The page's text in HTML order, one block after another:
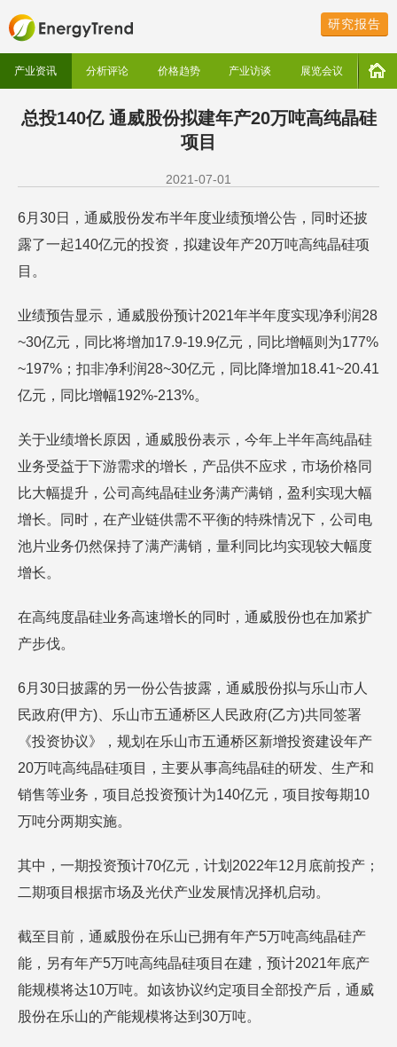
研究报告
产业资讯 分析评论 价格趋势 产业访谈 展览会议
总投140亿 通威股份拟建年产20万吨高纯晶硅
项目
2021-07-01
6月30日，通威股份发布半年度业绩预增公告，同时还披
露了一起140亿元的投资，拟建设年产20万吨高纯晶硅项
目。
业绩预告显示，通威股份预计2021年半年度实现净利润28
~30亿元，同比将增加17.9-19.9亿元，同比增幅则为177%
~197%；扣非净利润28~30亿元，同比降增加18.41~20.41
亿元，同比增幅192%-213%。
关于业绩增长原因，通威股份表示，今年上半年高纯晶硅
业务受益于下游需求的增长，产品供不应求，市场价格同
比大幅提升，公司高纯晶硅业务满产满销，盈利实现大幅
增长。同时，在产业链供需不平衡的特殊情况下，公司电
池片业务仍然保持了满产满销，量利同比均实现较大幅度
增长。
在高纯度晶硅业务高速增长的同时，通威股份也在加紧扩
产步伐。
6月30日披露的另一份公告披露，通威股份拟与乐山市人
民政府(甲方)、乐山市五通桥区人民政府(乙方)共同签署
《投资协议》，规划在乐山市五通桥区新增投资建设年产
20万吨高纯晶硅项目，主要从事高纯晶硅的研发、生产和
销售等业务，项目总投资预计为140亿元，项目按每期10
万吨分两期实施。
其中，一期投资预计70亿元，计划2022年12月底前投产；
二期项目根据市场及光伏产业发展情况择机启动。
截至目前，通威股份在乐山已拥有年产5万吨高纯晶硅产
能，另有年产5万吨高纯晶硅项目在建，预计2021年底产
能规模将达10万吨。如该协议约定项目全部投产后，通威
股份在乐山的产能规模将达到30万吨。